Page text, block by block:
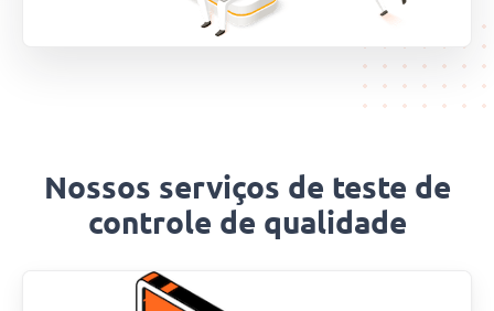
Nossos serviços de teste de
controle de qualidade